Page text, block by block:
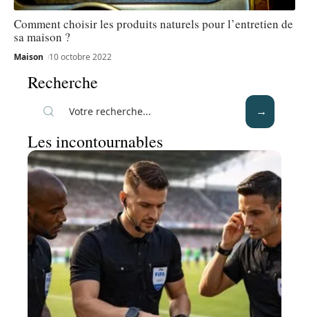
Comment choisir les produits naturels pour l’entretien de
sa maison ?
Maison 10 octobre 2022
Recherche
Les incontournables